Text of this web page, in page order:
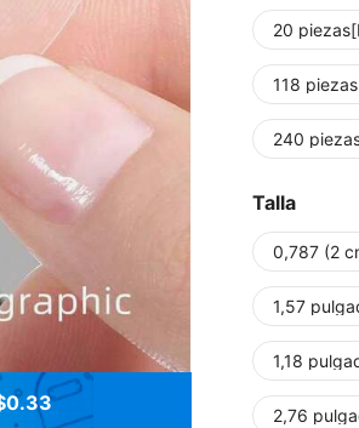
20
118
240
Talla
0,787 (2
1,57
1,18
2,76